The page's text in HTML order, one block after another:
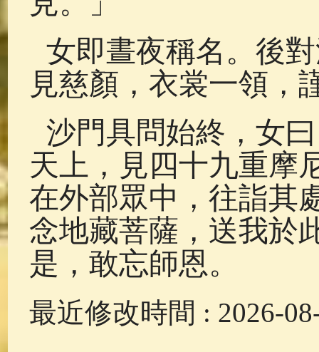
女即晝夜稱名。後
見慈顏，衣裳一領，
沙門具問始終，女
天上，見四十九重摩
在外部眾中，往詣其
念地藏菩薩，送我於
是，敢忘師恩。
最近修改時間 : 2026-